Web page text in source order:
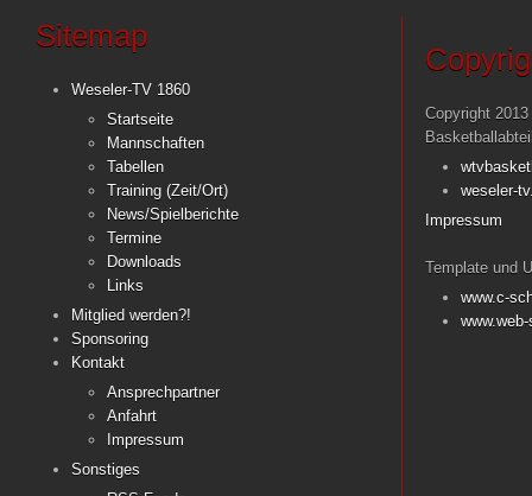
Sitemap
Weseler-TV 1860
Startseite
Mannschaften
Tabellen
Training (Zeit/Ort)
News/Spielberichte
Termine
Downloads
Links
Mitglied werden?!
Sponsoring
Kontakt
Ansprechpartner
Anfahrt
Impressum
Sonstiges
Copyright
weseler-
Impressum
Template und
www.c-